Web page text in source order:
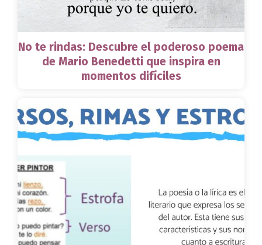
No te rindas: Descubre el poderoso poema
de Mario Benedetti que inspira en
momentos difíciles